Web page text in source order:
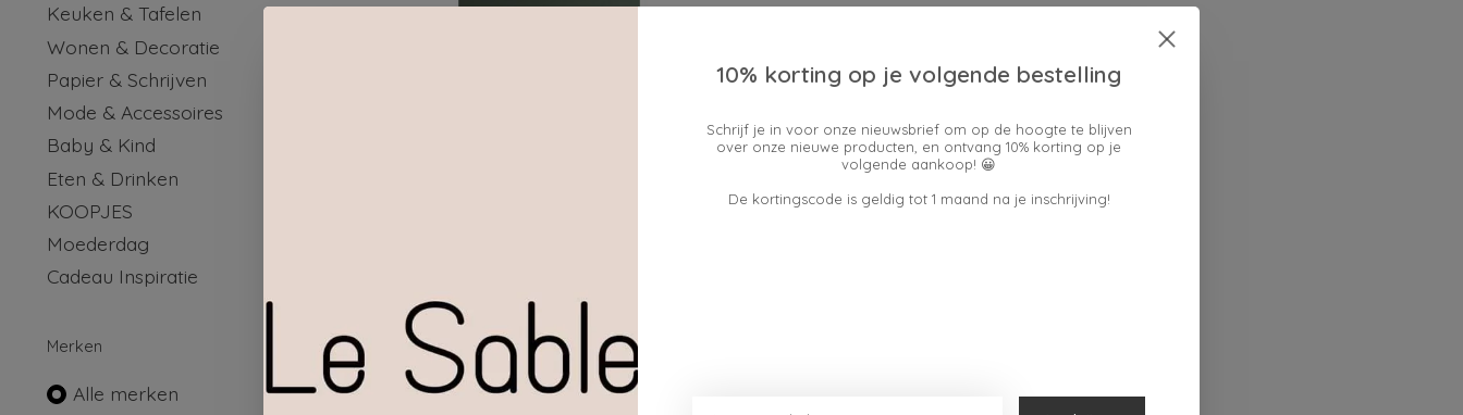
Keuken & Tafelen
Wonen & Decoratie
Papier & Schrijven
Mode & Accessoires
Baby & Kind
Eten & Drinken
KOOPJES
Moederdag
Cadeau Inspiratie
Merken
Alle merken
Mimea Mimea Harmony -
alcoholvrije spirit
€35,00
10% korting op je volgende bestelling
Schrijf je in voor onze nieuwsbrief om op de hoogte te blijven
over onze nieuwe producten, en ontvang 10% korting op je
volgende aankoop! 😀
De kortingscode is geldig tot 1 maand na je inschrijving!